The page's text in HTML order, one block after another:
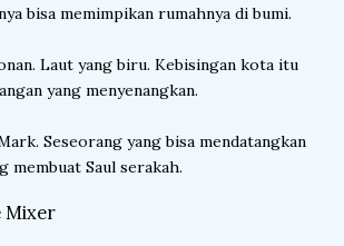
bisa memimpikan rumahnya di bumi.
Laut yang biru. Kebisingan kota itu
yang menyenangkan.
Seseorang yang bisa mendatangkan
membuat Saul serakah.
Mixer